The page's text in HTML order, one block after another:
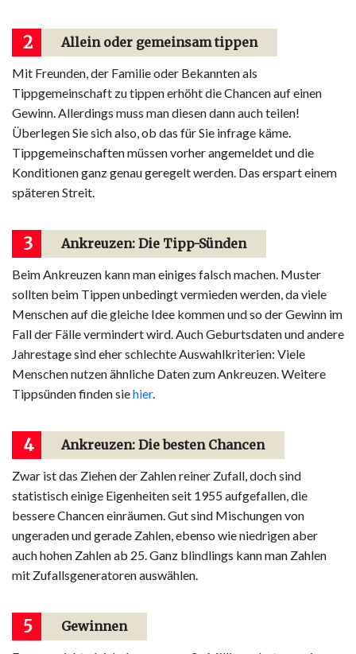
2 Allein oder gemeinsam tippen
Mit Freunden, der Familie oder Bekannten als
Tippgemeinschaft zu tippen erhöht die Chancen auf einen
Gewinn. Allerdings muss man diesen dann auch teilen!
Überlegen Sie sich also, ob das für Sie infrage käme.
Tippgemeinschaften müssen vorher angemeldet und die
Konditionen ganz genau geregelt werden. Das erspart einem
späteren Streit.
3 Ankreuzen: Die Tipp-Sünden
Beim Ankreuzen kann man einiges falsch machen. Muster
sollten beim Tippen unbedingt vermieden werden, da viele
Menschen auf die gleiche Idee kommen und so der Gewinn im
Fall der Fälle vermindert wird. Auch Geburtsdaten und andere
Jahrestage sind eher schlechte Auswahlkriterien: Viele
Menschen nutzen ähnliche Daten zum Ankreuzen. Weitere
Tippsünden finden siehier.
4 Ankreuzen: Die besten Chancen
Zwar ist das Ziehen der Zahlen reiner Zufall, doch sind
statistisch einige Eigenheiten seit 1955 aufgefallen, die
bessere Chancen einräumen. Gut sind Mischungen von
ungeraden und gerade Zahlen, ebenso wie niedrigen aber
auch hohen Zahlen ab 25. Ganz blindlings kann man Zahlen
mit Zufallsgeneratoren auswählen.
5 Gewinnen